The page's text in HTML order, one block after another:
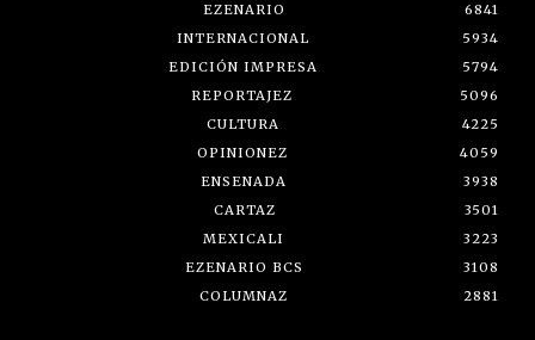
EZENARIO
6841
INTERNACIONAL
5934
EDICIÓN IMPRESA
5794
REPORTAJEZ
5096
CULTURA
4225
OPINIONEZ
4059
ENSENADA
3938
CARTAZ
3501
MEXICALI
3223
EZENARIO BCS
3108
COLUMNAZ
2881